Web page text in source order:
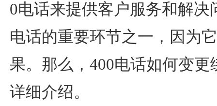
0电话来提供客户服务和解决
电话的重要环节之一，因为
果。那么，400电话如何变
详细介绍。